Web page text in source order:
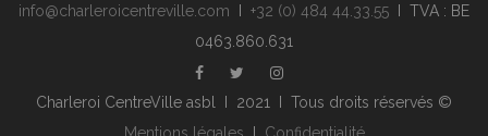
info@charleroicentreville.com
+32 (0) 484 44.33.55 I TVA : BE
0463.860.631
Charleroi CentreVille asbl I 2021 I Tous droits réservés ©
Mentions légales
Confidentialité